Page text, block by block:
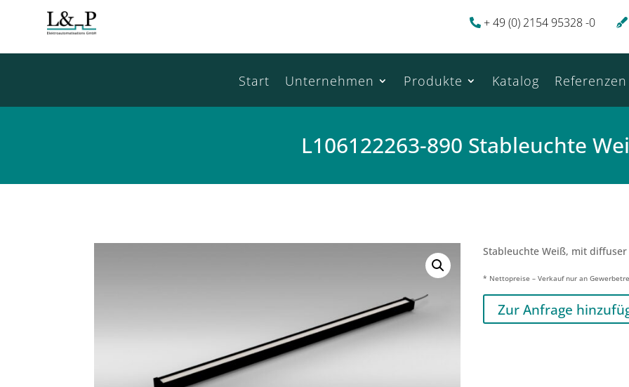
+ 49 (0) 2154 95328 -0
Start Unternehmen Produkte Katalog Referenzen
L106122263-890 Stableuchte
Stableuchte Weiß, mit
* Nettopreise – Verkauf nur an
Zur Anfrage